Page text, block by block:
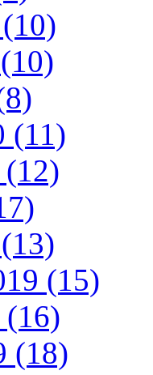
(11)
(12)
(15)
(16)
(18)